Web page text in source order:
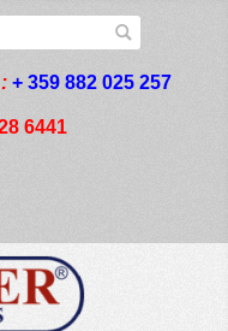
+ 359 882 025 257
6441